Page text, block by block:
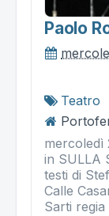
Paolo
Teatro
mercoledì
in SULLA
testi di
Calle
Sarti regia